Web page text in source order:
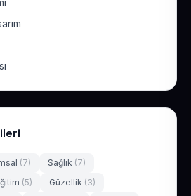
(7) Sağlık (7)
(5) Güzellik (3)